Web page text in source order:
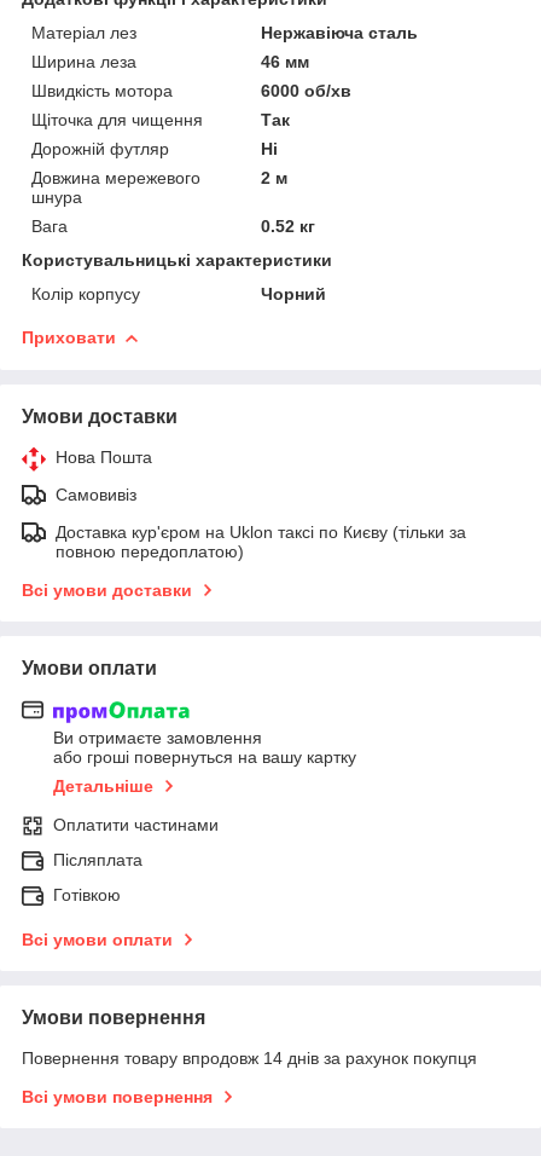
Матеріал лез
Нержавіюча сталь
Ширина леза
46 мм
Швидкість мотора
6000 об/хв
Щіточка для чищення
Так
Дорожній футляр
Ні
Довжина мережевого
шнура
2 м
Вага
0.52 кг
Користувальницькі характеристики
Колір корпусу
Чорний
Приховати
Умови доставки
Нова Пошта
Самовивіз
Доставка кур'єром на Uklon таксі по Києву (тільки за
повною передоплатою)
Всі умови доставки
Умови оплати
Ви отримаєте замовлення
або гроші повернуться на вашу картку
Детальніше
Оплатити частинами
Післяплата
Готівкою
Всі умови оплати
Умови повернення
Повернення товару впродовж 14 днів за рахунок покупця
Всі умови повернення